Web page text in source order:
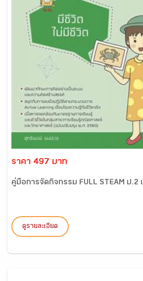
ราคา 497 บาท
คู่มือการจัดกิจกรรม FULL STEAM ป.2
ดูรายละเอียด